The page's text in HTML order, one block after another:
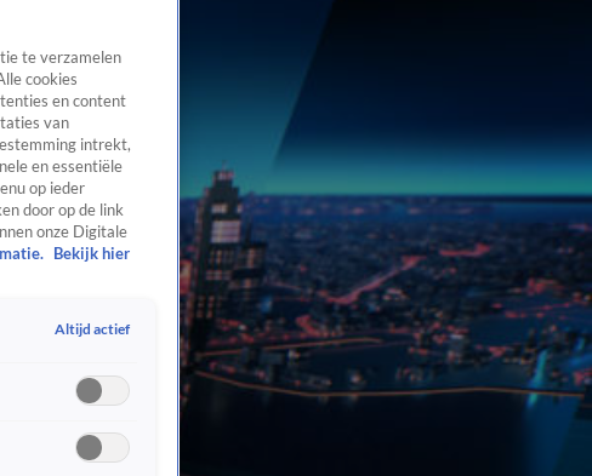
te verzamelen
cookies
en content
van
intrekt,
en essentiële
op ieder
door op de link
onze Digitale
Bekijk hier
Altijd actief